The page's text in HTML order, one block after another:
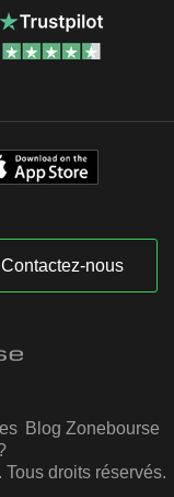
Contactez-nous
Blog Zonebourse
droits réservés.